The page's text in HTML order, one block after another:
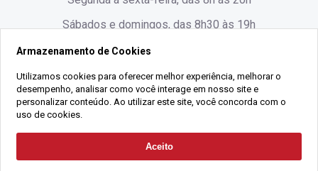
Solicitar Contato
Rua Lauro Linhares, 1080 - Trindade, Florianópolis -
SC
(48) 3220-1045
Alameda César Nascimento, 549, Salas 1, 2 e 3 -
Sábados e domingos, das 8h30 às 19h
2021 Copyright - Gralha Imóveis CRECI 008060/O - Todos os direitos
Armazenamento de Cookies
Utilizamos cookies para oferecer melhor experiência, melhorar o
desempenho, analisar como você interage em nosso site e
personalizar conteúdo. Ao utilizar este site, você concorda com o
uso de cookies.
Aceito